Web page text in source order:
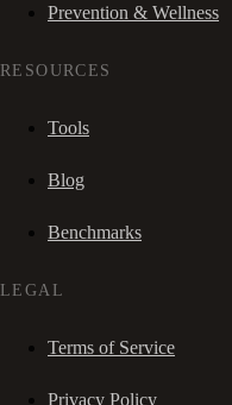
Prevention & Wellness
RESOURCES
Tools
Blog
Benchmarks
LEGAL
Terms of Service
Privacy Policy